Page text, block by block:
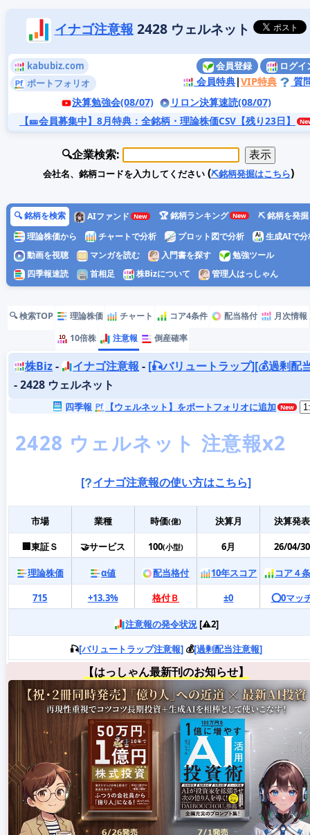
イナゴ注意報 2428 ウェルネット
kabubiz.com
ポートフォリオ
会員登録 ログイ
会員特典|VIP特典
質
決算勉強会(08/07)
リロン決算速読(08/07)
【🎫会員募集中】8月特典 ：全銘柄・理論株価CSV【残り23日】
🔍企業検索:
会社名、銘柄コードを入力してください(⛏️銘柄発掘はこちら)
🔍 銘柄を検索 AIファンド 🏆 銘柄ランキング
⛏️ 銘柄を発掘
理論株価から
チャートで分析 プロット図で分析
生成AIで分
動画を視聴
マンガを読む 入門書を探す
勉強ツール
四季報速読
首相足 株Bizについて 管理人はっしゃん
🔍 検索TOP 理論株価 チャート コア4条件 配当格付
月次情報
10倍株
注意報 倒産確率
株Biz- イナゴ注意報 - [🎣バリュートラップ][💰過剰配
- 2428 ウェルネット
四季報 【ウェルネット】をポートフォリオに追加
[ イナゴ注意報の使い方はこちら]
市場 業種 時価(億) 決算月 決算発表
🏢東証Ｓ 🤝サービス 100(小型) 6月 26/04/30
理論株価 α値 配当格付 10年スコア
コア４
715
+13.3% 格付Ｂ ±0 ⭕️0マッ
注意報の発令状況[⚠️2]
🎣[バリュートラップ注意報] 💰[過剰配当注意報]
【はっしゃん最新刊のお知らせ】